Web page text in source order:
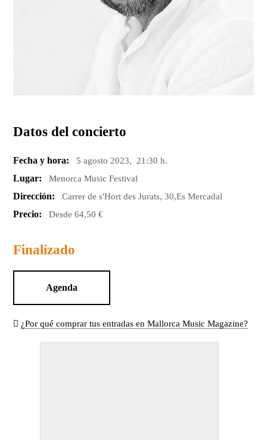
Datos del concierto
Fecha y hora: 5 agosto 2023, 21:30 h.
Lugar: Menorca Music Festival
Dirección: Carrer de s'Hort des Jurats, 30,Es Mercadal
Precio: Desde 64,50 €
Finalizado
Agenda
¿Por qué comprar tus entradas en Mallorca Music Magazine?